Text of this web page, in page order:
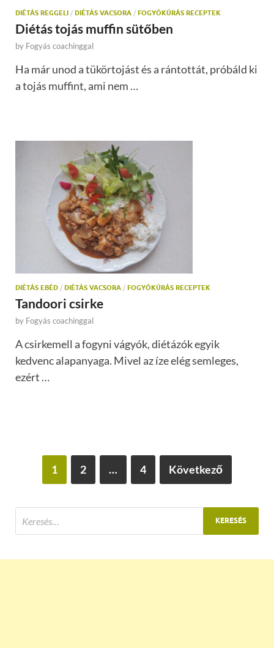
DIÉTÁS REGGELI / DIÉTÁS VACSORA / FOGYÓKÚRÁS RECEPTEK
Diétás tojás muffin sütőben
by Fogyás coachinggal
Ha már unod a tükörtojást és a rántottát, próbáld ki
a tojás muffint, ami nem …
DIÉTÁS EBÉD / DIÉTÁS VACSORA / FOGYÓKÚRÁS RECEPTEK
Tandoori csirke
by Fogyás coachinggal
A csirkemell a fogyni vágyók, diétázók egyik
kedvenc alapanyaga. Mivel az íze elég semleges,
ezért …
1 2 … 4 Következő